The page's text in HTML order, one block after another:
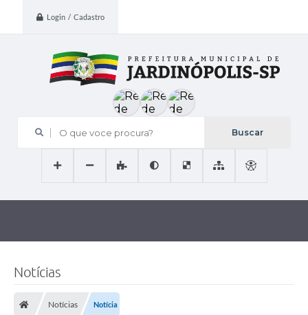
Login / Cadastro
O que voce procura?
Notícias
Notícias Notícia